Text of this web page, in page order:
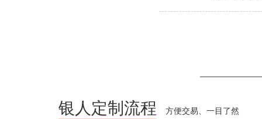
银人定制流程 方便交易、一目了然